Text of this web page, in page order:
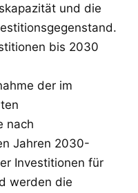
und die
bis 2030
der im
nach
Jahren 2030-
Investitionen für
werden die